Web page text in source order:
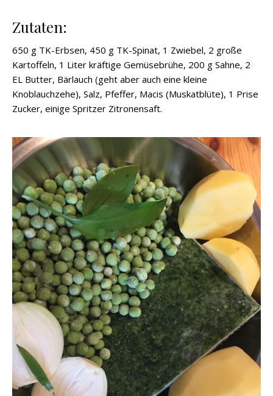
Zutaten:
650 g TK-Erbsen, 450 g TK-Spinat, 1 Zwiebel, 2 große
Kartoffeln, 1 Liter kräftige Gemüsebrühe, 200 g Sahne, 2
EL Butter, Bärlauch (geht aber auch eine kleine
Knoblauchzehe), Salz, Pfeffer, Macis (Muskatblüte), 1 Prise
Zucker, einige Spritzer Zitronensaft.